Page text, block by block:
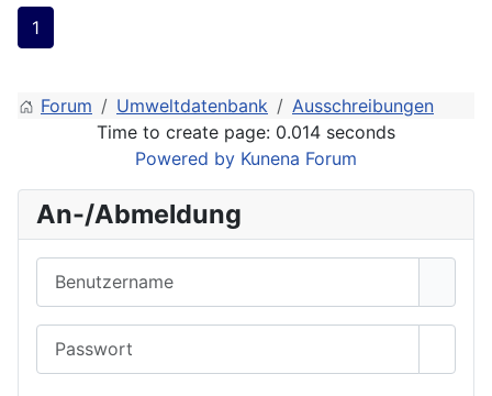
1
Forum Umweltdatenbank
Ausschreibungen
Time to create page: 0.014 seconds
Powered by Kunena Forum
An-/Abmeldung